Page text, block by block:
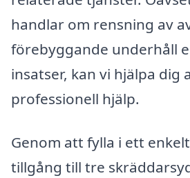
handlar om rensning av
förebyggande underhåll
insatser, kan vi hjälpa
professionell hjälp.
Genom att fylla i ett
tillgång till tre